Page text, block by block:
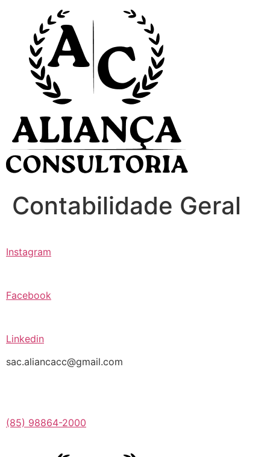
conteúdo
Contabilidade Geral
Instagram
Facebook
Linkedin
sac.aliancacc@gmail.com
(85) 98864-2000